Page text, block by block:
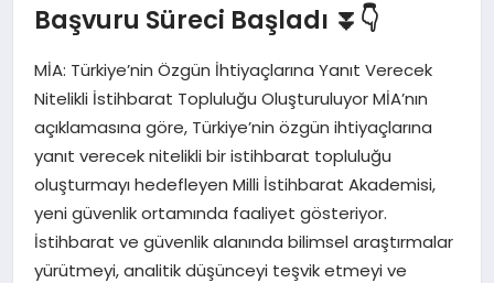
SAĞLIK
EKONOMI
MAGAZIN
EĞITIM
Başvuru Süreci Başladı ⏬👇
MİA: Türkiye’nin Özgün İhtiyaçlarına Yanıt Verecek
Nitelikli İstihbarat Topluluğu Oluşturuluyor MİA’nın
açıklamasına göre, Türkiye’nin özgün ihtiyaçlarına
yanıt verecek nitelikli bir istihbarat topluluğu
oluşturmayı hedefleyen Milli İstihbarat Akademisi,
yeni güvenlik ortamında faaliyet gösteriyor.
İstihbarat ve güvenlik alanında bilimsel araştırmalar
yürütmeyi, analitik düşünceyi teşvik etmeyi ve